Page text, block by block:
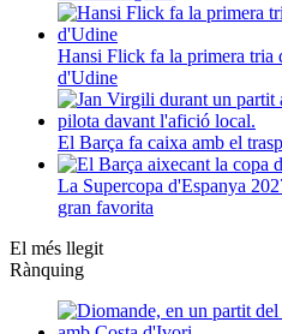
Hansi Flick fa la primera tria
d'Udine
El Barça fa caixa amb el
La Supercopa d'Espanya
gran favorita
El més llegit
Rànquing